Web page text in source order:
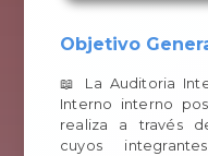
Objetivo
📖 La Auditoria
Interno interno
realiza a través
cuyos